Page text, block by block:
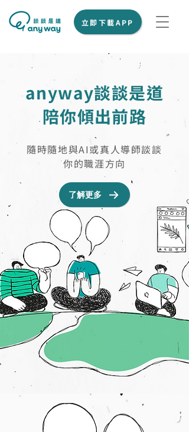
立即下載APP
anyway談談是道
陪你傾出前路
隨時隨地與AI或真人導師談談
你的職涯方向
了解更多